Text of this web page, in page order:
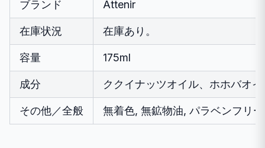
ブランド Attenir
在庫状況 在庫あり。
容量 175ml
成分 ククイナッツオイル、ホホバオ
その他／全般 無着色, 無鉱物油, パラベンフリ